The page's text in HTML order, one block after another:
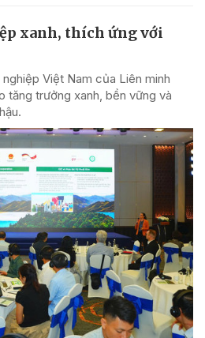
xanh, thích ứng với
Việt Nam của Liên minh
tăng trưởng xanh, bền vững và